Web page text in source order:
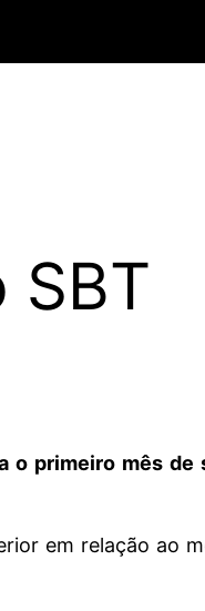
SBT
o primeiro mês de
em relação ao